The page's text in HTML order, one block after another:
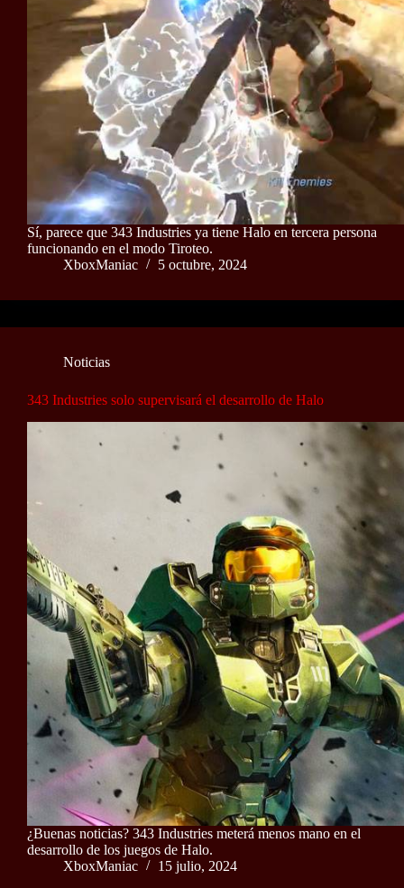
Sí, parece que 343 Industries ya tiene Halo en tercera persona
funcionando en el modo Tiroteo.
XboxManiac
5 octubre, 2024
Noticias
343 Industries solo supervisará el desarrollo de Halo
¿Buenas noticias? 343 Industries meterá menos mano en el
desarrollo de los juegos de Halo.
XboxManiac
15 julio, 2024